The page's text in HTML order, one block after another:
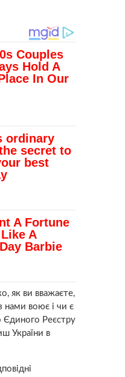
як ви вважаєте,
нами воює і чи є
Єдиного Реєстру
України в